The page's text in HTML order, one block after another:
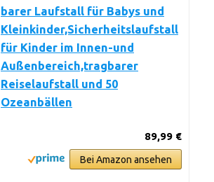
barer Laufstall für Babys und
Kleinkinder,Sicherheitslaufstall
für Kinder im Innen-und
Außenbereich,tragbarer
Reiselaufstall und 50
Ozeanbällen
89,99 €
Bei Amazon ansehen